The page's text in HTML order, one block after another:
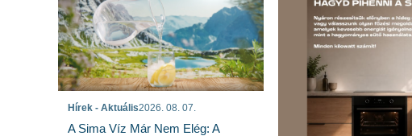
Hírek - Aktuális2026. 08. 07.
A Sima Víz Már Nem Elég: A